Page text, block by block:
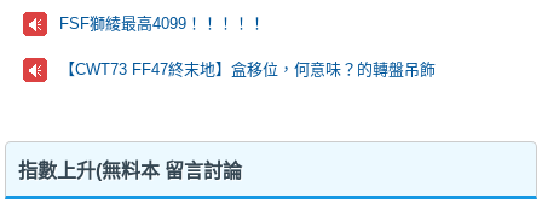
FSF獅綾最高4099！！！！！
【CWT73 FF47終末地】盒移位，何意味？的轉盤吊飾
指數上升(無料本 留言討論